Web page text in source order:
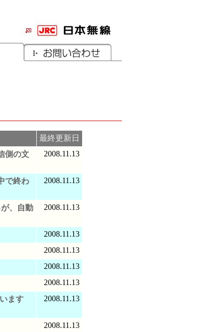
最終更新日
側の文
2008.11.13
で終わ
2008.11.13
、自動
2008.11.13
2008.11.13
2008.11.13
2008.11.13
2008.11.13
ます
2008.11.13
2008.11.13